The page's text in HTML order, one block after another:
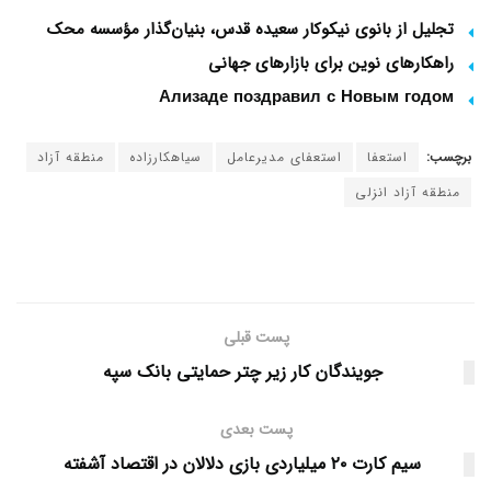
تجلیل از بانوی نیکوکار سعیده قدس، بنیان‌گذار مؤسسه محک
راهکارهای نوین برای بازارهای جهانی
Ализаде поздравил с Новым годом
برچسب: استعفا استعفای مدیرعامل سیاهکارزاده
منطقه آزاد
منطقه آزاد انزلی
پست قبلی
جویندگان کار زیر چتر حمایتی بانک سپه
پست بعدی
سیم کارت ۲۰ میلیاردی بازی دلالان در اقتصاد آشفته